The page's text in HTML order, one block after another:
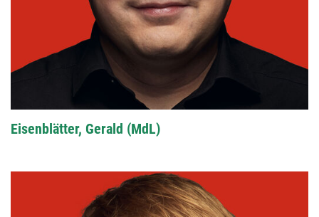
Eisenblätter, Gerald (MdL)